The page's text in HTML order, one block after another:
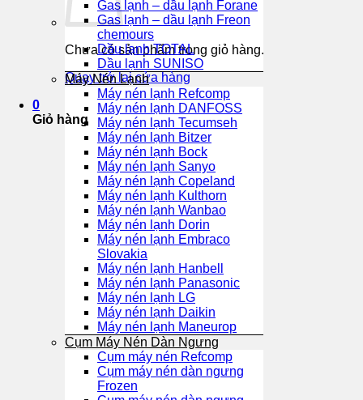
Chưa có sản phẩm trong giỏ hàng.
Quay trở lại cửa hàng
0
Giỏ hàng
Gas lạnh – dầu lạnh Forane
Gas lạnh – dầu lạnh Freon
chemours
Dầu lạnh TOTAL
Dầu lạnh SUNISO
Máy Nén Lạnh
Máy nén lạnh Refcomp
Máy nén lạnh DANFOSS
Máy nén lạnh Tecumseh
Máy nén lạnh Bitzer
Máy nén lạnh Bock
Máy nén lạnh Sanyo
Máy nén lạnh Copeland
Máy nén lạnh Kulthorn
Máy nén lạnh Wanbao
Máy nén lạnh Dorin
Máy nén lạnh Embraco
Slovakia
Máy nén lạnh Hanbell
Máy nén lạnh Panasonic
Máy nén lạnh LG
Máy nén lạnh Daikin
Máy nén lạnh Maneurop
Cụm Máy Nén Dàn Ngưng
Cụm máy nén Refcomp
Cụm máy nén dàn ngưng
Frozen